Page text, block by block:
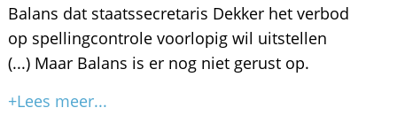
Balans dat staatssecretaris Dekker het verbod
op spellingcontrole voorlopig wil uitstellen
(...) Maar Balans is er nog niet gerust op.
+Lees meer...